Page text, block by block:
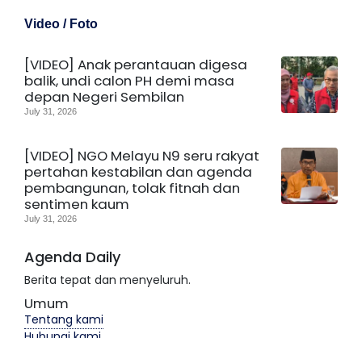
Video / Foto
[VIDEO] Anak perantauan digesa
balik, undi calon PH demi masa
depan Negeri Sembilan
July 31, 2026
[VIDEO] NGO Melayu N9 seru rakyat
pertahan kestabilan dan agenda
pembangunan, tolak fitnah dan
sentimen kaum
July 31, 2026
Agenda Daily
Berita tepat dan menyeluruh.
Umum
Tentang kami